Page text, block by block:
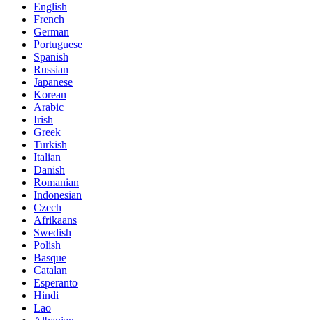
English
French
German
Portuguese
Spanish
Russian
Japanese
Korean
Arabic
Irish
Greek
Turkish
Italian
Danish
Romanian
Indonesian
Czech
Afrikaans
Swedish
Polish
Basque
Catalan
Esperanto
Hindi
Lao